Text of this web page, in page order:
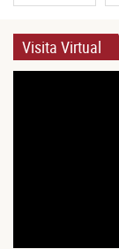
Visita Virtual